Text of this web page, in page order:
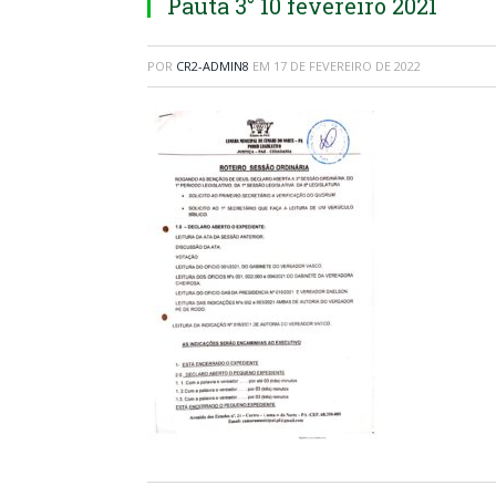
POR CR2-ADMIN8 EM 17 DE FEVEREIRO DE 2022